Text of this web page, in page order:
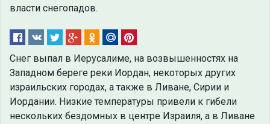
власти снегопадов.
Снег выпал в Иерусалиме, на возвышенностях на
Западном береге реки Иордан, некоторых других
израильских городах, а также в Ливане, Сирии и
Иордании. Низкие температуры привели к гибели
нескольких бездомных в центре Израиля, а в Ливане